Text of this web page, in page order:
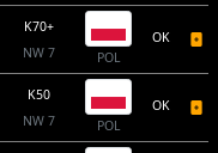
K70+
NW 7
POL
OK
K50
NW 7
POL
OK